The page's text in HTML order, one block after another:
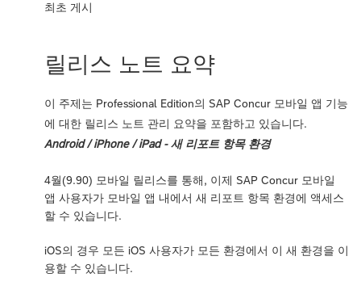
최초 게시
릴리스 노트 요약
이 주제는 Professional Edition의 SAP Concur 모바일 앱 기능
에 대한 릴리스 노트 관리 요약을 포함하고 있습니다.
Android / iPhone / iPad - 새 리포트 항목 환경
4월(9.90) 모바일 릴리스를 통해, 이제 SAP Concur 모바일
앱 사용자가 모바일 앱 내에서 새 리포트 항목 환경에 액세스
할 수 있습니다.
iOS의 경우 모든 iOS 사용자가 모든 환경에서 이 새 환경을 이
용할 수 있습니다.